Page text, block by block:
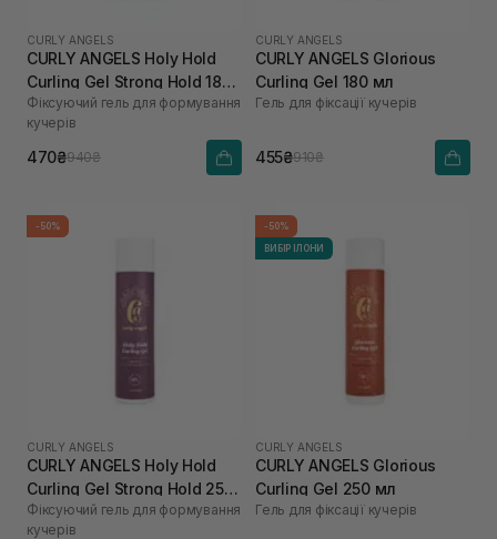
CURLY ANGELS
CURLY ANGELS Holy Hold
Curling Gel Strong Hold 180
мл
Фіксуючий гель для формування
кучерів
470₴940₴
CURLY ANGELS
CURLY ANGELS Glorious
Curling Gel 180 мл
Гель для фіксації кучерів
455₴910₴
-50%
CURLY ANGELS
CURLY ANGELS Holy Hold
Curling Gel Strong Hold 250
мл
Фіксуючий гель для формування
кучерів
-50%
ВИБІР ІЛОНИ
CURLY ANGELS
CURLY ANGELS Glorious
Curling Gel 250 мл
Гель для фіксації кучерів